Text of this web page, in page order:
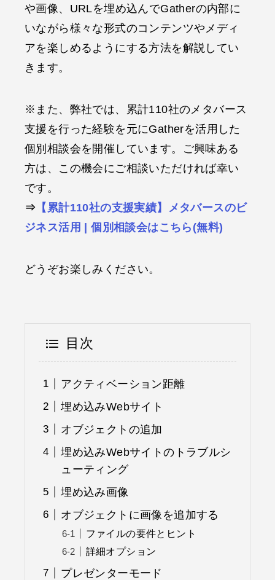
や画像、URLを埋め込んでGatherの内部に
いながら様々な形式のコンテンツやメディ
アを楽しめるようにする方法を解説してい
きます。
※また、弊社では、累計110社のメタバース
支援を行った経験を元にGatherを活用した
個別相談会を開催しています。ご興味ある
方は、この機会にご相談いただければ幸い
です。
⇒ 【累計110社の支援実績】メタバースのビ
ジネス活用 | 個別相談会はこちら(無料)
どうぞお楽しみください。
目次
アクティベーション距離
埋め込みWebサイト
オブジェクトの追加
埋め込みWebサイトのトラブルシ
ューティング
埋め込み画像
オブジェクトに画像を追加する
ファイルの要件とヒント
詳細オプション
プレゼンターモード